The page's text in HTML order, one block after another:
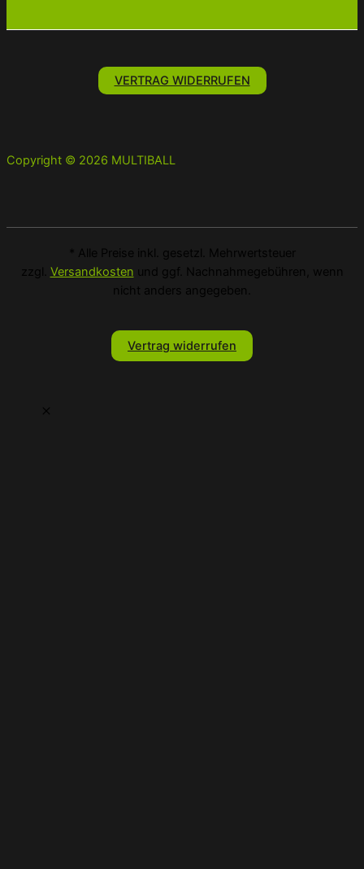
VERTRAG WIDERRUFEN
Copyright © 2026 MULTIBALL
* Alle Preise inkl. gesetzl. Mehrwertsteuer
zzgl. Versandkosten und ggf. Nachnahmegebühren, wenn
nicht anders angegeben.
Vertrag widerrufen